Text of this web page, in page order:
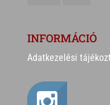
INFORMÁCIÓ
Adatkezelési